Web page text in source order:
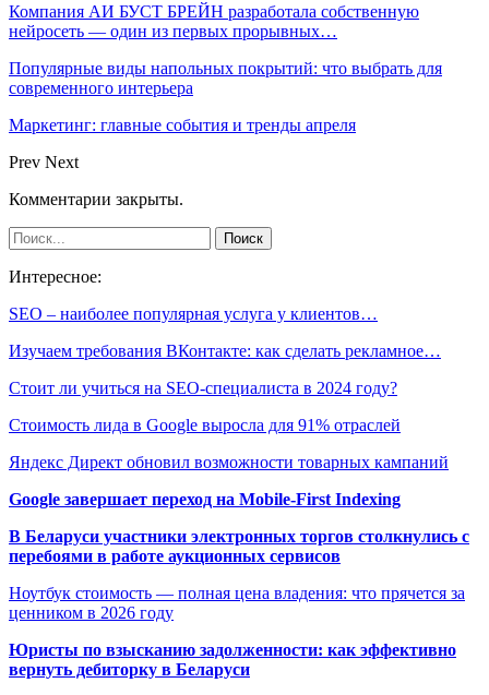
Компания АИ БУСТ БРЕЙН разработала собственную
нейросеть — один из первых прорывных…
Популярные виды напольных покрытий: что выбрать для
современного интерьера
Маркетинг: главные события и тренды апреля
Prev Next
Комментарии закрыты.
Интересное:
SEO – наиболее популярная услуга у клиентов…
Изучаем требования ВКонтакте: как сделать рекламное…
Стоит ли учиться на SEO-специалиста в 2024 году?
Стоимость лида в Google выросла для 91% отраслей
Яндекс Директ обновил возможности товарных кампаний
Google завершает переход на Mobile-First Indexing
В Беларуси участники электронных торгов столкнулись с
перебоями в работе аукционных сервисов
Ноутбук стоимость — полная цена владения: что прячется за
ценником в 2026 году
Юристы по взысканию задолженности: как эффективно
вернуть дебиторку в Беларуси